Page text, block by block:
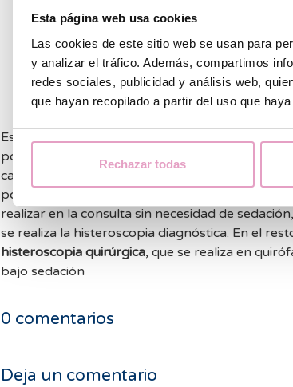
Esta página web usa cookies
Las cookies de este sitio web se usan para
y analizar el tráfico. Además, compartimos
redes sociales, publicidad y análisis web,
que hayan recopilado a partir del uso que
Rechazar todas
estudio, en el curso de la
presencia de un pólipo cuando se ve un
en el interior de la cavidad uterina.
Histeroscopia: es la prueba de elección
endometrial. Consiste en realizar una
nos permite tener una visión directa de la
Está indicada la exéresis de un pólipo
pólipo sea sintomático, mayor de 1 cm, se
caso de esterilidad o abortos de repetición. En ocasiones, cuando se trata de
pólipos de poco tamaño o muy pediculados, la
realizar en la consulta sin necesidad de
se realiza la histeroscopia diagnóstica. En el
histeroscopia quirúrgica, que se realiza en
bajo sedación
0 comentarios
Deja un comentario